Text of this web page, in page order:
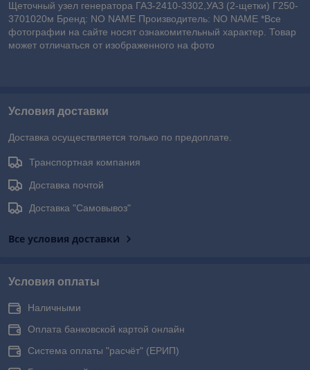
Щеточный узел генератора ГАЗ-2410-3302,УАЗ (2-щетки) Г250-
3701020м Бренд: NO NAME Производитель: NO NAME *Все
фотографии на сайте носят ознакомительный характер. Товар
может отличаться от изображенного на фото
Условия доставки
Доставка осуществляется только по предоплате.
Транспортная компания
Доставка почтой
Доставка "Самовывоз"
Все условия доставки
Условия оплаты
Наличными
Оплата банковской картой онлайн
Система оплаты "расчёт" (ЕРИП)